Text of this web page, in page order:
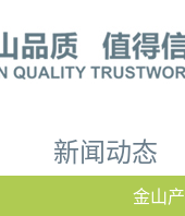
新闻动态
金山